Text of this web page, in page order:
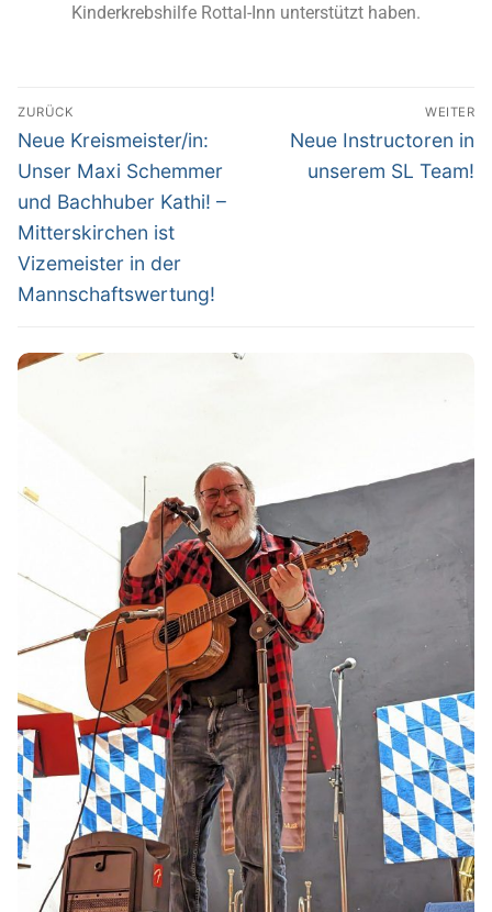
Kinderkrebshilfe Rottal-Inn unterstützt haben.
ZURÜCK
Neue Kreismeister/in:
Unser Maxi Schemmer
und Bachhuber Kathi! –
Mitterskirchen ist
Vizemeister in der
Mannschaftswertung!
WEITER
Neue Instructoren in
unserem SL Team!